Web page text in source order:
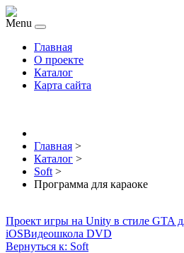
Menu
Главная
О проекте
Каталог
Карта сайта
Главная >
Каталог >
Soft >
Программа для караоке
Проект игры на Unity в стиле GTA
iOSВидеошкола DVD
Вернуться к: Soft